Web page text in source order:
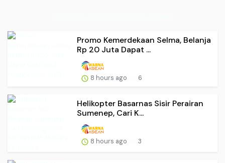
Promo Kemerdekaan Selma, Belanja
Rp 20 Juta Dapat ...
8 hours ago 6
Helikopter Basarnas Sisir Perairan
Sumenep, Cari K...
8 hours ago 3